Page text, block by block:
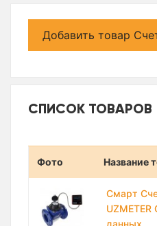
Добавить товар
СПИСОК ТОВАРОВ
Фото Название
Смарт
UZMETER